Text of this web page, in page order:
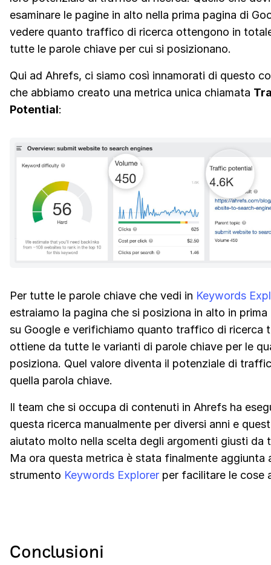
esaminare le pagine in alto nella prima pagina di
vedere quanto traffico di ricerca ottengono in
tutte le parole chiave per cui si posizionano.
Qui ad Ahrefs, ci siamo così innamorati di questo
che abbiamo creato una metrica unica chiamata
Potential:
Per tutte le parole chiave che vedi in Keywords
estraiamo la pagina che si posiziona in alto in prima
su Google e verifichiamo quanto traffico di ricerca
ottiene da tutte le varianti di parole chiave per le
posiziona. Quel valore diventa il potenziale di
quella parola chiave.
Il team che si occupa di contenuti in Ahrefs ha
questa ricerca manualmente per diversi anni e
aiutato molto nella scelta degli argomenti giusti da
Ma ora questa metrica è stata finalmente aggiunta
strumento Keywords Explorer per facilitare le cose
Conclusioni